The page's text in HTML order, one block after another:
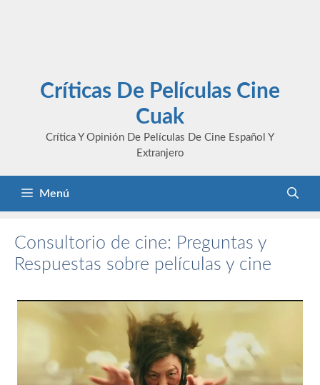
Críticas De Películas Cine
Cuak
Crítica Y Opinión De Películas De Cine Español Y
Extranjero
Menú
Consultorio de cine: Preguntas y
Respuestas sobre películas y cine